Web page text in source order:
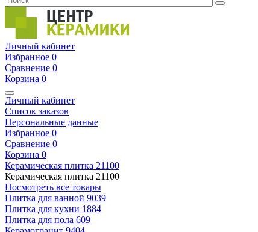
Личный кабинет
Избранное 0
Сравнение 0
Корзина 0
Личный кабинет
Список заказов
Персональные данные
Избранное 0
Сравнение 0
Корзина 0
Керамическая плитка 21100
Керамическая плитка 21100
Посмотреть все товары
Плитка для ванной 9039
Плитка для кухни 1884
Плитка для пола 609